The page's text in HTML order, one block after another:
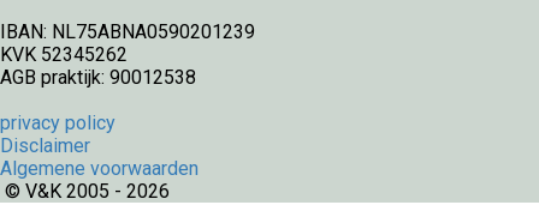
IBAN: NL75ABNA0590201239
KVK 52345262
AGB praktijk: 90012538
privacy policy
Disclaimer
Algemene voorwaarden
© V&K 2005 - 2026